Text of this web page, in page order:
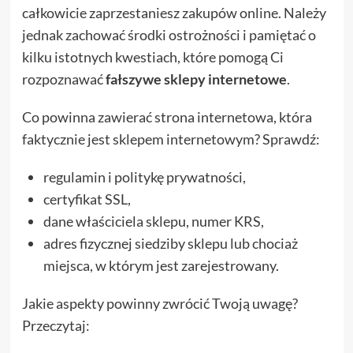
całkowicie zaprzestaniesz zakupów online. Należy
jednak zachować środki ostrożności i pamiętać o
kilku istotnych kwestiach, które pomogą Ci
rozpoznawaćfałszywe sklepy internetowe.
Co powinna zawierać strona internetowa, która
faktycznie jest sklepem internetowym? Sprawdź:
regulamin i politykę prywatności,
certyfikat SSL,
dane właściciela sklepu, numer KRS,
adres fizycznej siedziby sklepu lub chociaż
miejsca, w którym jest zarejestrowany.
Jakie aspekty powinny zwrócić Twoją uwagę?
Przeczytaj: